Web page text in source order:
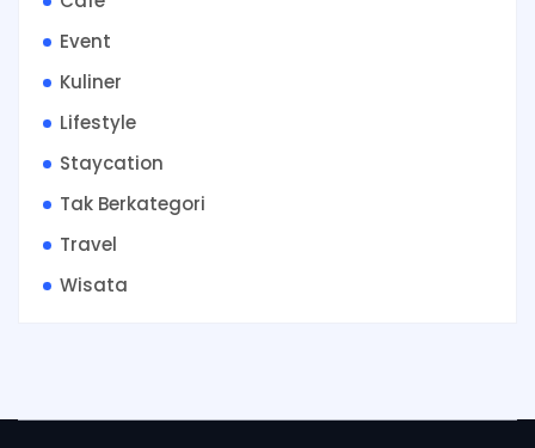
Event
Kuliner
Lifestyle
Staycation
Tak Berkategori
Travel
Wisata